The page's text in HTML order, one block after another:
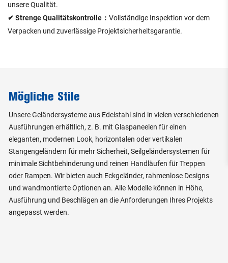
unsere Qualität.
✔ Strenge Qualitätskontrolle： Vollständige Inspektion vor dem
Verpacken und zuverlässige Projektsicherheitsgarantie.
Mögliche Stile
Unsere Geländersysteme aus Edelstahl sind in vielen verschiedenen
Ausführungen erhältlich, z. B. mit Glaspaneelen für einen
eleganten, modernen Look, horizontalen oder vertikalen
Stangengeländern für mehr Sicherheit, Seilgeländersystemen für
minimale Sichtbehinderung und reinen Handläufen für Treppen
oder Rampen. Wir bieten auch Eckgeländer, rahmenlose Designs
und wandmontierte Optionen an. Alle Modelle können in Höhe,
Ausführung und Beschlägen an die Anforderungen Ihres Projekts
angepasst werden.